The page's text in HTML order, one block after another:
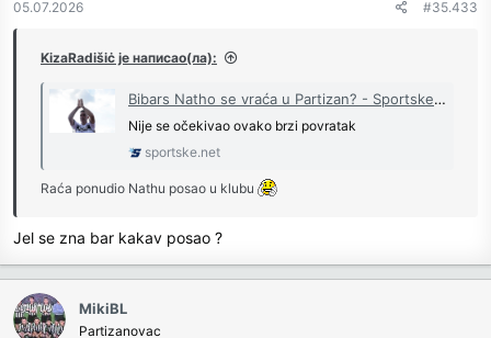
05.07.2026 #35.433
KizaRadišiċ је написао(ла):
Bibars Natho se vraća u Partizan? - Sportske.net
Nije se očekivao ovako brzi povratak
sportske.net
Raća ponudio Nathu posao u klubu
Jel se zna bar kakav posao ?
MikiBL
Partizanovac